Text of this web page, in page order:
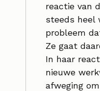
reactie van
steeds heel
probleem
Ze gaat
In haar
nieuwe
afweging